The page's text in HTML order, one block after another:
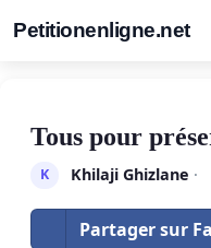
Petitionenligne.net
Tous pour
K Khilaji Ghizlane ·
Partager sur